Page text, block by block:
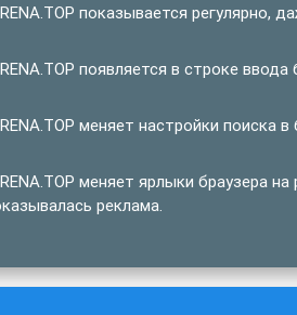
показывается регулярно,
появляется в строке
меняет настройки поиска в
меняет ярлыки браузера
реклама.